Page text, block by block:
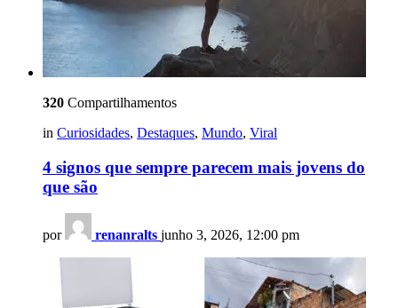
320 Compartilhamentos
in Curiosidades, Destaques, Mundo, Viral
4 signos que sempre parecem mais jovens do
que são
por renanralts junho 3, 2026, 12:00 pm